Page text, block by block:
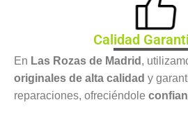
Calidad
En Las Rozas de Madrid ,
originales de alta calidad y
reparaciones, ofreciéndole